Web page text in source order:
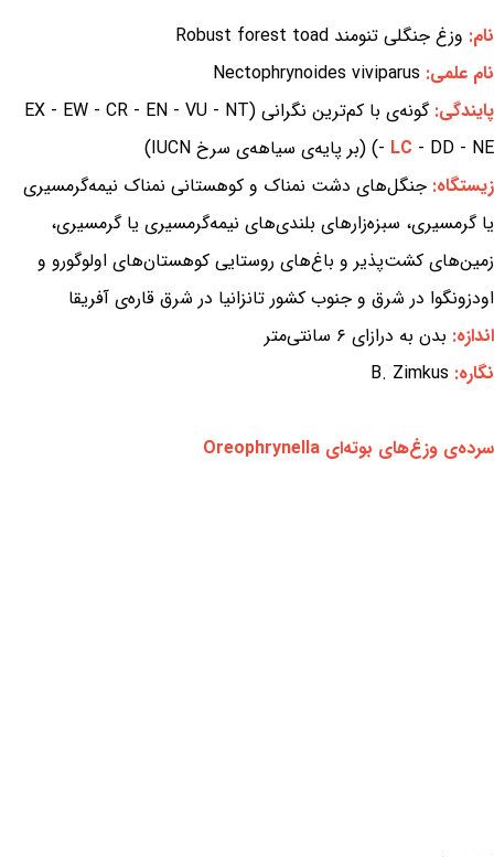
نام: وزغ جنگلی تنومند Robust forest toad
نام علمی: Nectophrynoides viviparus
پایندگی:
گونه‌ی با کم‌ترین نگرانی (EX - EW - CR - EN - VU - NT
- LC - DD - NE) (بر پایه‌ی سیاهه‌ی سرخ IUCN)
زیستگاه: جنگل‌های دشت نمناک و کوهستانی نمناک نیمه‌گرمسیری
یا گرمسیری، سبزه‌زارهای بلندی‌های نیمه‌گرمسیری یا گرمسیری،
زمین‌های کشت‌پذیر و باغ‌های روستایی کوهستان‌های اولوگورو و
اودزونگوا در شرق و جنوب کشور تانزانیا در شرق قاره‌ی آفریقا
اندازه: بدن به درازای ۶ سانتی‌متر
نگاره: B. Zimkus
سرده‌ی وزغ‌های بوته‌ای Oreophrynella